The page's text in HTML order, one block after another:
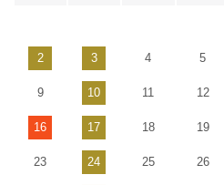
2 3 4 5
9 10 11 12
16 17 18 19
23 24 25 26